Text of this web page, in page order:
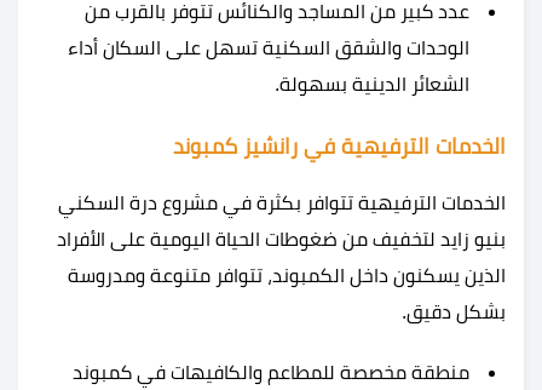
عدد كبير من المساجد والكنائس تتوفر بالقرب من
الوحدات والشقق السكنية تسهل على السكان أداء
الشعائر الدينية بسهولة.
الخدمات الترفيهية في رانشيز كمبوند
الخدمات الترفيهية تتوافر بكثرة في مشروع درة السكني
بنيو زايد لتخفيف من ضغوطات الحياة اليومية على الأفراد
الذين يسكنون داخل الكمبوند، تتوافر متنوعة ومدروسة
بشكل دقيق.
منطقة مخصصة للمطاعم والكافيهات في كمبوند